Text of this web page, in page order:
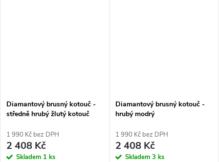
Diamantový brusný kotouč -
středně hrubý žlutý kotouč
1 990 Kč bez DPH
2 408 Kč
Skladem 1 ks
Diamantový brusný kotouč -
hrubý modrý
1 990 Kč bez DPH
2 408 Kč
Skladem 3 ks